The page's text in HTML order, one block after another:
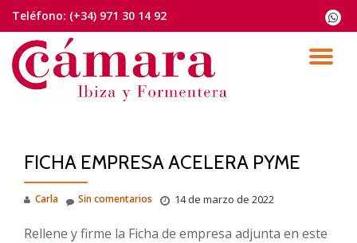
Saltar
contenido
Teléfono: (+34) 971 30 14 92
fa-
FICHA EMPRESA ACELERA PYME
Carla 14 de marzo de 2022
Sin comentarios
Rellene y firme la Ficha de empresa adjunta en este